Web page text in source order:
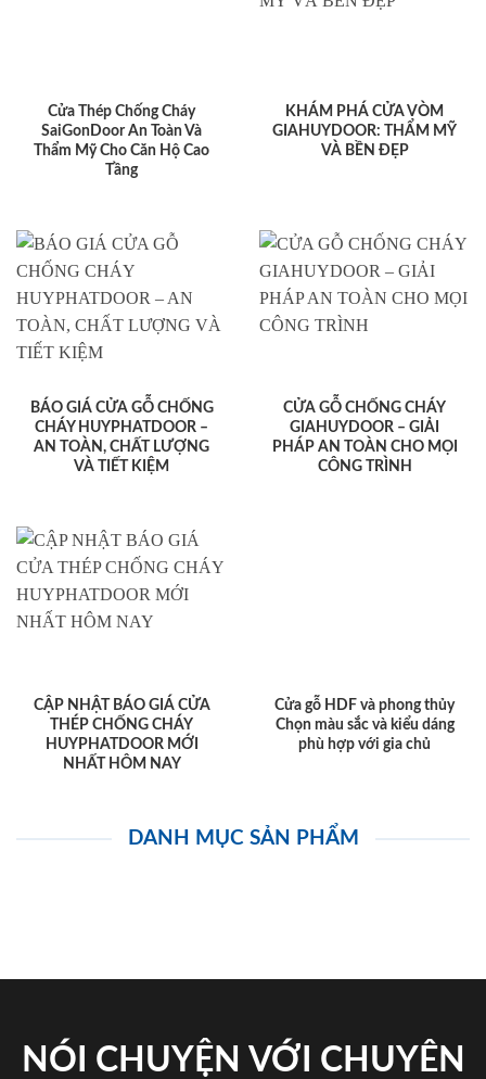
Cửa Thép Chống Cháy
SaiGonDoor An Toàn Và
Thẩm Mỹ Cho Căn Hộ Cao
Tầng
KHÁM PHÁ CỬA VÒM
GIAHUYDOOR: THẨM MỸ
VÀ BỀN ĐẸP
BÁO GIÁ CỬA GỖ CHỐNG
CHÁY HUYPHATDOOR –
AN TOÀN, CHẤT LƯỢNG
VÀ TIẾT KIỆM
CỬA GỖ CHỐNG CHÁY
GIAHUYDOOR – GIẢI
PHÁP AN TOÀN CHO MỌI
CÔNG TRÌNH
CẬP NHẬT BÁO GIÁ CỬA
THÉP CHỐNG CHÁY
HUYPHATDOOR MỚI
NHẤT HÔM NAY
Cửa gỗ HDF và phong thủy
Chọn màu sắc và kiểu dáng
phù hợp với gia chủ
DANH MỤC SẢN PHẨM
NÓI CHUYỆN VỚI CHUYÊN